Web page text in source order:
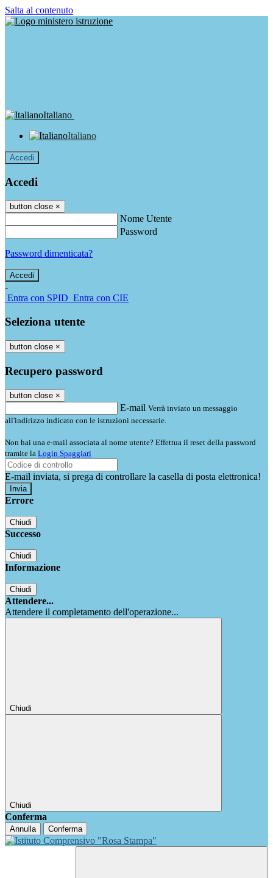
Salta al contenuto
Italiano
Italiano
Accedi
Accedi
button close ×
Nome Utente
Password
Password dimenticata?
-
Entra con SPID Entra con CIE
Seleziona utente
button close ×
Recupero password
button close ×
E-mail Verrà inviato un messaggio
all'indirizzo indicato con le istruzioni necessarie.
Non hai una e-mail associata al nome utente? Effettua il reset della password
tramite la Login Spaggiari
E-mail inviata, si prega di controllare la casella di posta elettronica!
Errore
Chiudi
Successo
Chiudi
Informazione
Chiudi
Attendere...
Attendere il completamento dell'operazione...
Chiudi
Chiudi
Conferma
Annulla Conferma